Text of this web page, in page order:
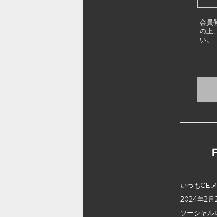
会員
の上
い。
いつもCE
2024年2月
ソーシャ